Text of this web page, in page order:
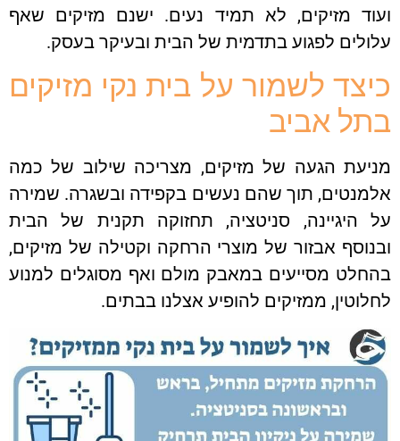
ועוד מזיקים, לא תמיד נעים. ישנם מזיקים שאף
עלולים לפגוע בתדמית של הבית ובעיקר בעסק.
כיצד לשמור על בית נקי מזיקים
בתל אביב
מניעת הגעה של מזיקים, מצריכה שילוב של כמה
אלמנטים, תוך שהם נעשים בקפידה ובשגרה. שמירה
על היגיינה, סניטציה, תחזוקה תקנית של הבית
ובנוסף אבזור של מוצרי הרחקה וקטילה של מזיקים,
בהחלט מסייעים במאבק מולם ואף מסוגלים למנוע
לחלוטין, ממזיקים להופיע אצלנו בבתים.